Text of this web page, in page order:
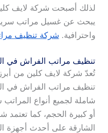
لذلك أصبحت شركة لايف
يبحث عن غسيل مراتب سرير
واحترافية. شركة تنظيف
تنظيف مراتب الفراش في
تُعدّ شركة لايف كلين من
تنظيف مراتب الفراش في
شاملة لجميع أنواع
أو كبيرة الحجم، كما
الشارقة على أحدث أجهزة